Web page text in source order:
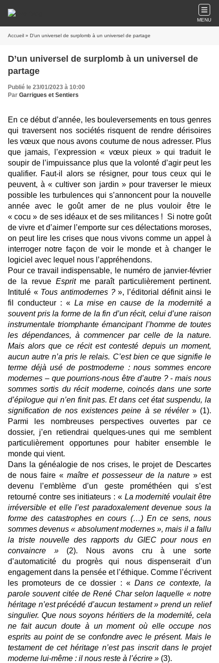
MENU
Accueil » D’un universel de surplomb à un universel de partage
D’un universel de surplomb à un universel de
partage
Publié le 23/01/2023 à 10:00
Par Garrigues et Sentiers
En ce début d’année, les bouleversements en tous genres
qui traversent nos sociétés risquent de rendre dérisoires
les vœux que nous avons coutume de nous adresser. Plus
que jamais, l’expression « vœux pieux » qui traduit le
soupir de l’impuissance plus que la volonté d’agir peut les
qualifier. Faut-il alors se résigner, pour tous ceux qui le
peuvent, à « cultiver son jardin » pour traverser le mieux
possible les turbulences qui s’annoncent pour la nouvelle
année avec le goût amer de ne plus vouloir être le
« cocu » de ses idéaux et de ses militances ! Si notre goût
de vivre et d’aimer l’emporte sur ces délectations moroses,
on peut lire les crises que nous vivons comme un appel à
interroger notre façon de voir le monde et à changer le
logiciel avec lequel nous l’appréhendons.
Pour ce travail indispensable, le numéro de janvier-février
de la revue Esprit me paraît particulièrement pertinent.
Intitulé « Tous antimodernes ?», l’éditorial définit ainsi le
fil conducteur : « La mise en cause de la modernité a
souvent pris la forme de la fin d’un récit, celui d’une raison
instrumentale triomphante émancipant l’homme de toutes
les dépendances, à commencer par celle de la nature.
Mais alors que ce récit est contesté depuis un moment,
aucun autre n’a pris le relais. C’est bien ce que signifie le
terme déjà usé de postmoderne : nous sommes encore
modernes – que pourrions-nous être d’autre ? - mais nous
sommes sortis du récit moderne, coincés dans une sorte
d’épilogue qui n’en finit pas. Et dans cet état suspendu, la
signification de nos existences peine à se révéler» (1).
Parmi les nombreuses perspectives ouvertes par ce
dossier, j’en retiendrai quelques-unes qui me semblent
particulièrement opportunes pour habiter ensemble le
monde qui vient.
Dans la généalogie de nos crises, le projet de Descartes
de nous faire «maître et possesseur de la nature» est
devenu l’emblème d’un geste prométhéen qui s’est
retourné contre ses initiateurs : « La modernité voulait être
irréversible et elle l’est paradoxalement devenue sous la
forme des catastrophes en cours (…) En ce sens, nous
sommes devenus « absolument modernes », mais il a fallu
la triste nouvelle des rapports du GIEC pour nous en
convaincre »(2). Nous avons cru à une sorte
d’automaticité du progrès qui nous dispenserait d’un
engagement dans la pensée et l’éthique. Comme l’écrivent
les promoteurs de ce dossier : «Dans ce contexte, la
parole souvent citée de René Char selon laquelle « notre
héritage n’est précédé d’aucun testament » prend un relief
singulier. Que nous soyons héritiers de la modernité, cela
ne fait aucun doute à un moment où elle occupe nos
esprits au point de se confondre avec le présent. Mais le
testament de cet héritage n’est pas inscrit dans le projet
moderne lui-même : il nous reste à l’écrire » (3).